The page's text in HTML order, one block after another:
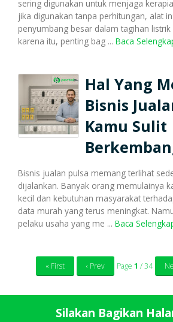
sering digunakan untuk menjaga
jika digunakan tanpa perhitungan, alat
penyumbang besar dalam tagihan listrik
karena itu, penting bag ... Baca
Hal Yang
Bisnis
Kamu Sulit
Bisnis jualan pulsa memang terlihat
dijalankan. Banyak orang memulainya
kecil dan kebutuhan masyarakat
data murah yang terus meningkat.
pelaku usaha yang me ... Baca
« First ‹ Prev Page 1 / 34
Silakan Bagikan